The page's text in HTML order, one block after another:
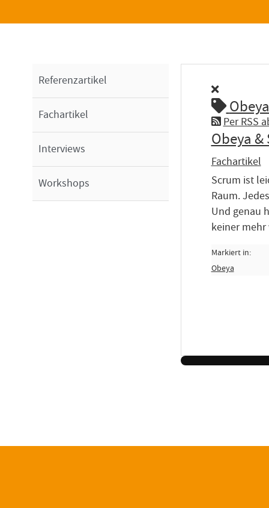
Referenzartikel
Fachartikel
Interviews
Workshops
Obeya
Per RSS
Obeya
Fachartikel
Scrum ist
Raum.
Und genau
keiner
Markiert in:
Obeya